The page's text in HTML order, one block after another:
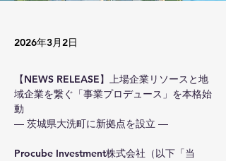
2026年3月2日
【NEWS RELEASE】上場企業リソースと地
域企業を繋ぐ「事業プロデュース」を本格始
動
― 茨城県大洗町に新拠点を設立 ―
Procube Investment株式会社（以下「当